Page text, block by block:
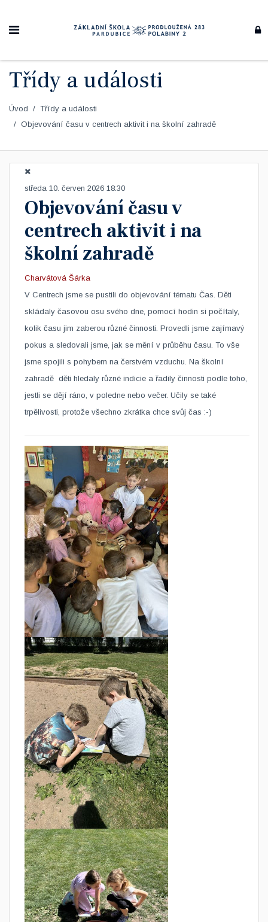
Třídy a události
Úvod
Třídy a události
Objevování času v centrech aktivit i na školní zahradě
středa 10. červen 2026 18:30
Objevování času v
centrech aktivit i na
školní zahradě
Charvátová Šárka
​V Centrech jsme se pustili do objevování tématu Čas. Děti
skládaly časovou osu svého dne, pomocí hodin si počítaly,
kolik času jim zaberou různé činnosti. Provedli jsme zajímavý
pokus a sledovali jsme, jak se mění v průběhu času. To vše
jsme spojili s pohybem na čerstvém vzduchu. Na školní
zahradě děti hledaly různé indicie a řadily činnosti podle toho,
jestli se dějí ráno, v poledne nebo večer. Učily se také
trpělivosti, protože všechno zkrátka chce svůj čas :-)